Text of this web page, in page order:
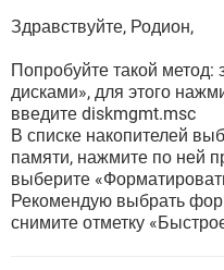
Здравствуйте, Родион,
Попробуйте такой метод:
дисками», для этого
введите diskmgmt.msc
В списке накопителей
памяти, нажмите по ней
выберите
Рекомендую выбрать
снимите отметку